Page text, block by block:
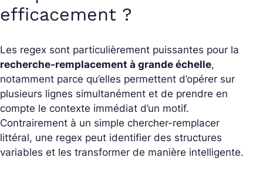
efficacement ?
Les regex sont particulièrement puissantes pour la
recherche-remplacement à grande échelle,
notamment parce qu’elles permettent d’opérer sur
plusieurs lignes simultanément et de prendre en
compte le contexte immédiat d’un motif.
Contrairement à un simple chercher-remplacer
littéral, une regex peut identifier des structures
variables et les transformer de manière intelligente.